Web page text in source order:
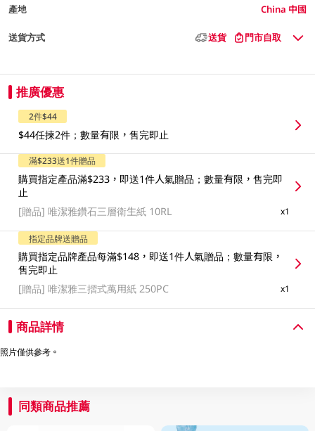
產地 China 中國
送貨方式 送貨 門市自取
推廣優惠
2件$44
$44任揀2件；數量有限，售完即止
滿$233送1件贈品
購買指定產品滿$233，即送1件人氣贈品；數量有限，售完即
止
[贈品]唯潔雅鑽石三層衛生紙 10RL x1
指定品牌送贈品
購買指定品牌產品每滿$148，即送1件人氣贈品；數量有限，
售完即止
[贈品]唯潔雅三摺式萬用紙 250PC x1
商品詳情
照片僅供參考。
同類商品推薦